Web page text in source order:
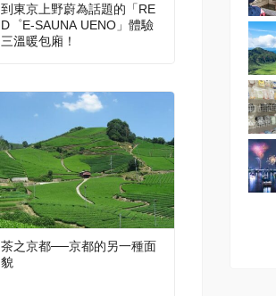
到東京上野蔚為話題的「RE
D゜E-SAUNA UENO」體驗
三溫暖包廂！
茶之京都──京都的另一種面
貌